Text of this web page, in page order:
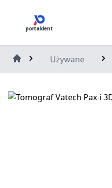
portaldent
Używane